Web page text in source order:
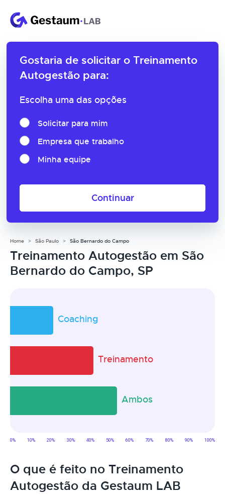
Gostaria de solicitar o Treinamento
Autogestão para:
Escolha uma das opções
Solicitar para mim
Empresa que trabalho
Minha equipe
Continuar
Home São Paulo São Bernardo do Campo
Treinamento Autogestão em São
Bernardo do Campo, SP
O que é feito no Treinamento
Autogestão da Gestaum LAB